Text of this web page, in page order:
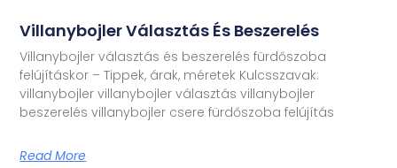
Villanybojler Választás És Beszerelés
Villanybojler választás és beszerelés fürdőszoba
felújításkor – Tippek, árak, méretek Kulcsszavak:
villanybojler villanybojler választás villanybojler
beszerelés villanybojler csere fürdőszoba felújítás
Read More